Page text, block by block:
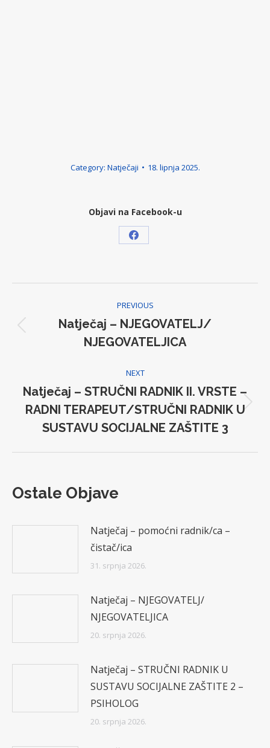
Category: Natječaji 18. lipnja 2025.
Objavi na Facebook-u
Share
Facebook
navigation
PREVIOUS
Previous
post:
Natječaj – NJEGOVATELJ/
NJEGOVATELJICA
NEXT
Next
post:
Natječaj – STRUČNI RADNIK II. VRSTE –
RADNI TERAPEUT/STRUČNI RADNIK U
SUSTAVU SOCIJALNE ZAŠTITE 3
Ostale Objave
Natječaj – pomoćni radnik/ca –
čistač/ica
31. srpnja 2026.
Natječaj – NJEGOVATELJ/
NJEGOVATELJICA
20. srpnja 2026.
Natječaj – STRUČNI RADNIK U
SUSTAVU SOCIJALNE ZAŠTITE 2 –
PSIHOLOG
20. srpnja 2026.